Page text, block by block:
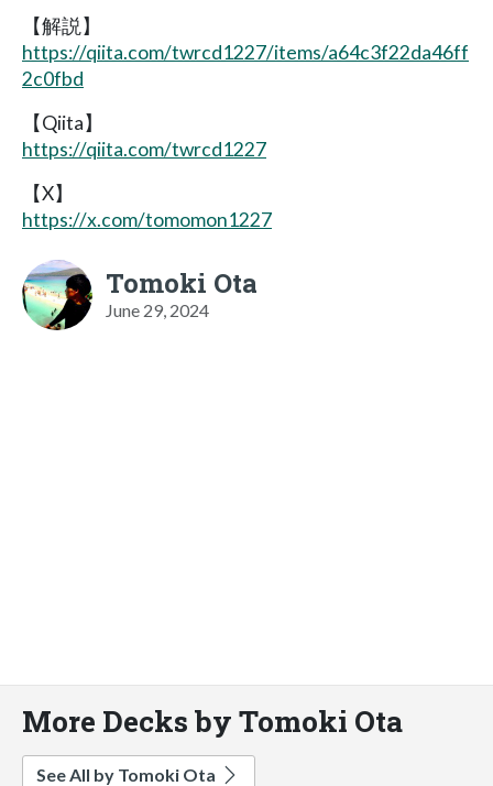
【解説】
https://qiita.com/twrcd1227/items/a64c3f22da46ff
2c0fbd
【Qiita】
https://qiita.com/twrcd1227
【X】
https://x.com/tomomon1227
Tomoki Ota
June 29, 2024
More Decks by Tomoki Ota
See All by Tomoki Ota